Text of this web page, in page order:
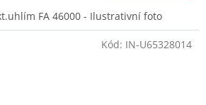
FA 46000 - Ilustrativní foto
Kód: IN-U65328014